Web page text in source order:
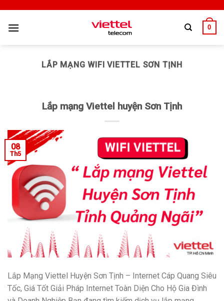
0
LẮP MẠNG WIFI VIETTEL SƠN TỊNH
Lắp mạng Viettel huyện Sơn Tịnh
08
Th5
Lắp Mạng Viettel Huyện Sơn Tịnh – Internet Cáp Quang Siêu
Tốc, Giá Tốt Giải Pháp Internet Toàn Diện Cho Hộ Gia Đình